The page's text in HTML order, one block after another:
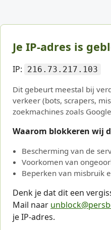
Je IP-adres is
IP: 216.73.217.103
Dit gebeurt meestal bij
verkeer (bots, scrapers,
zoekmachines zoals
Waarom blokkeren wij
Bescherming van de
Voorkomen van
Beperken van misbruik
Denk je dat dit een
Mail naar
je IP-adres.